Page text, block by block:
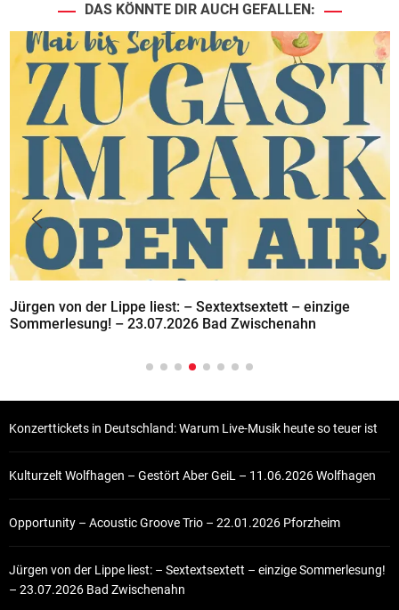
DAS KÖNNTE DIR AUCH GEFALLEN:
Jürgen von der Lippe liest: – Sextextsextett – einzige
Sommerlesung! – 23.07.2026 Bad Zwischenahn
Konzerttickets in Deutschland: Warum Live-Musik heute so teuer ist
Kulturzelt Wolfhagen – Gestört Aber GeiL – 11.06.2026 Wolfhagen
Opportunity – Acoustic Groove Trio – 22.01.2026 Pforzheim
Jürgen von der Lippe liest: – Sextextsextett – einzige Sommerlesung!
– 23.07.2026 Bad Zwischenahn